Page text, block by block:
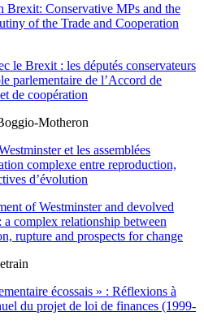
Brexit: Conservative MPs and the
of the Trade and Cooperation
le Brexit : les députés conservateurs
parlementaire de l’Accord de
de coopération
Motheron
et les assemblées
complexe entre reproduction,
d’évolution
of Westminster and devolved
a complex relationship between
rupture and prospects for change
écossais » : Réflexions à
du projet de loi de finances (1999-